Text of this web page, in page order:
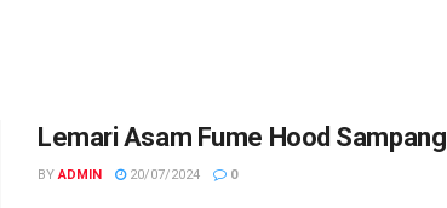
Lemari Asam Fume Hood Sampang
BY ADMIN 20/07/2024 0